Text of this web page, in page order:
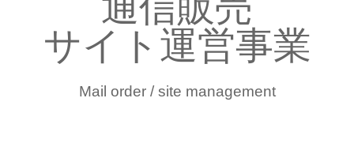
サイト運営事業
Mail order / site management